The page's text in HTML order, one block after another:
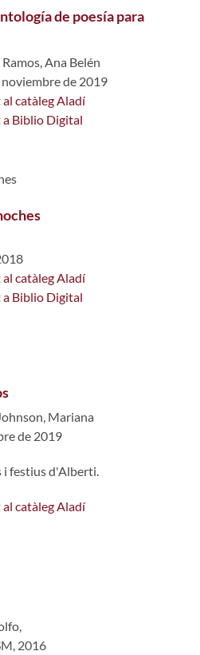
de poesía para
Ramos, Ana Belén
de 2019
catàleg Aladí
Biblio Digital
catàleg Aladí
Biblio Digital
Mariana
de 2019
i festius d'Alberti.
catàleg Aladí
2016